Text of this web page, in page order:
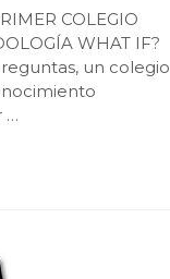
COLEGIO
WHAT IF?
un colegio
…